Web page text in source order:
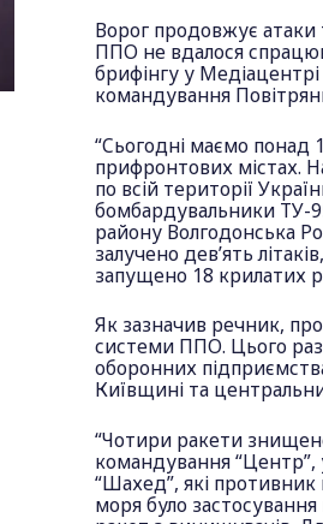
Ворог продовжує атаки
ППО не вдалося
брифінгу у
командування
“Сьогодні маємо понад
прифронтових містах.
по всій території
бомбардувальники ТУ-
району Волгодонська
залучено дев’ять
запущено 18 крилатих
Як зазначив речник,
системи ППО. Цього
оборонних
Київщині та
“Чотири ракети
командування
“Шахед”, які противник
моря було застосування